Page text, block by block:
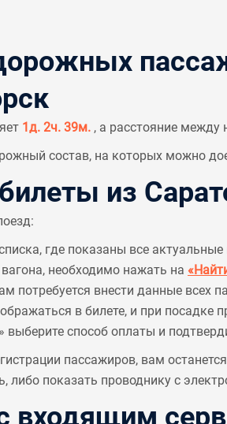
1д. 2ч. 39м. , а расстояние
состав, на которых можно
из
где показаны все
необходимо нажать на
потребуется внести данные всех
в билете, и при посадке
способ оплаты и
пассажиров, вам
показать проводнику с
входящим